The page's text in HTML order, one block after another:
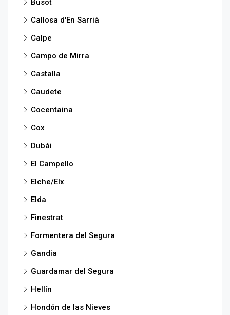
Busot
Callosa d'En Sarrià
Calpe
Campo de Mirra
Castalla
Caudete
Cocentaina
Cox
Dubái
El Campello
Elche/Elx
Elda
Finestrat
Formentera del Segura
Gandia
Guardamar del Segura
Hellín
Hondón de las Nieves